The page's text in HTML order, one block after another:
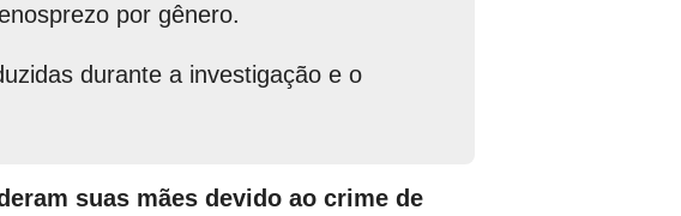
por gênero.
durante a investigação e o
suas mães devido ao crime de